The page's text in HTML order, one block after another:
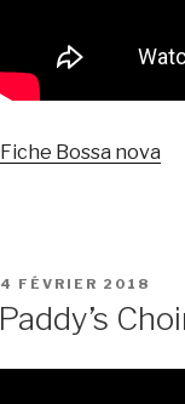
Fiche Bossa nova
PUBLIÉ
4 FÉVRIER 2018
Paddy’s